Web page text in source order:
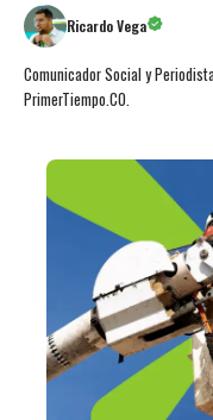
Ricardo Vega
Comunicador Social y
PrimerTiempo.CO.